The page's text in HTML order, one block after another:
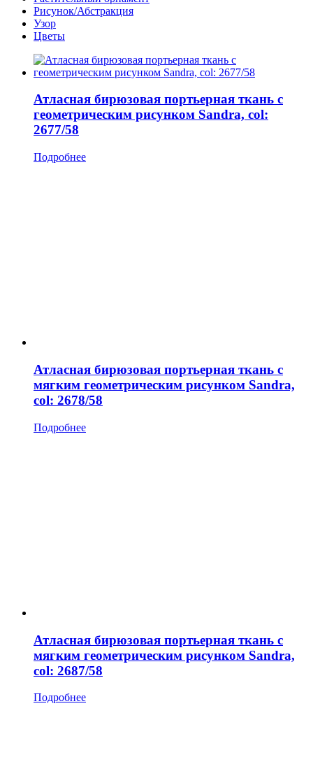
Рисунок/Абстракция
Узор
Цветы
Атласная бирюзовая портьерная ткань с
геометрическим рисунком Sandra, col:
2677/58
Подробнее
Атласная бирюзовая портьерная ткань с
мягким геометрическим рисунком Sandra,
col: 2678/58
Подробнее
Атласная бирюзовая портьерная ткань с
мягким геометрическим рисунком Sandra,
col: 2687/58
Подробнее